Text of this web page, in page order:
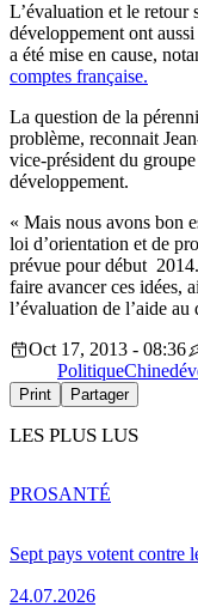
L’évaluation et le retour
développement ont
a été mise en cause,
comptes française.
La question de la
problème, reconnait
vice-président du
développement.
« Mais nous avons bon
loi d’orientation et de
prévue pour début
faire avancer ces idées,
l’évaluation de l’aide
Oct 17, 2013 - 08:36
PolitiqueChine
Print Partager
LES PLUS LUS
Sept pays votent contre
24.07.2026
PROSANTÉ